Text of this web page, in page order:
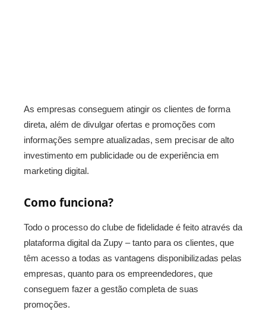
As empresas conseguem atingir os clientes de forma
direta, além de divulgar ofertas e promoções com
informações sempre atualizadas, sem precisar de alto
investimento em publicidade ou de experiência em
marketing digital.
Como funciona?
Todo o processo do clube de fidelidade é feito através da
plataforma digital da Zupy – tanto para os clientes, que
têm acesso a todas as vantagens disponibilizadas pelas
empresas, quanto para os empreendedores, que
conseguem fazer a gestão completa de suas
promoções.